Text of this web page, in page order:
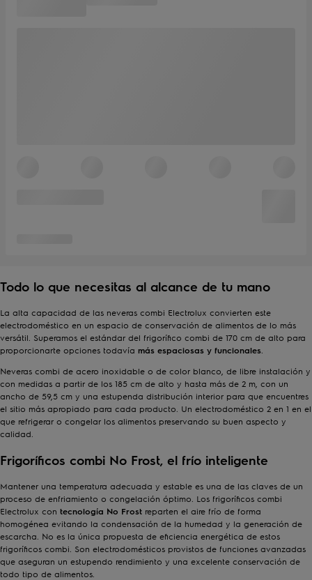
Todo lo que necesitas al alcance de tu mano
La alta capacidad de las neveras combi Electrolux convierten este
electrodoméstico en un espacio de conservación de alimentos de lo más
versátil. Superamos el estándar del frigorífico combi de 170 cm de alto para
proporcionarte opciones todavía más espaciosas y funcionales
Neveras combi de acero inoxidable o de color blanco, de libre instalación y
con medidas a partir de los 185 cm de alto y hasta más de 2 m, con un
ancho de 59,5 cm y una estupenda distribución interior para que encuentres
el sitio más apropiado para cada producto. Un electrodoméstico 2 en 1 en el
que refrigerar o congelar los alimentos preservando su buen aspecto y
calidad.
Frigoríficos combi No Frost, el frío inteligente
Mantener una temperatura adecuada y estable es una de las claves de un
proceso de enfriamiento o congelación óptimo. Los frigoríficos combi
Electrolux con tecnología No Frost reparten el aire frío de forma
homogénea evitando la condensación de la humedad y la generación de
escarcha. No es la única propuesta de eficiencia energética de estos
frigoríficos combi. Son electrodomésticos provistos de funciones avanzadas
que aseguran un estupendo rendimiento y una excelente conservación de
todo tipo de alimentos.